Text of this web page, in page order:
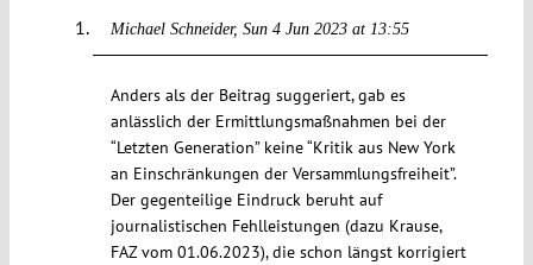
Michael Schneider Sun 4 Jun 2023 at 13:55
Anders als der Beitrag suggeriert, gab es
anlässlich der Ermittlungsmaßnahmen bei der
“Letzten Generation” keine “Kritik aus New York
an Einschränkungen der Versammlungsfreiheit”.
Der gegenteilige Eindruck beruht auf
journalistischen Fehlleistungen (dazu Krause,
FAZ vom 01.06.2023), die schon längst korrigiert